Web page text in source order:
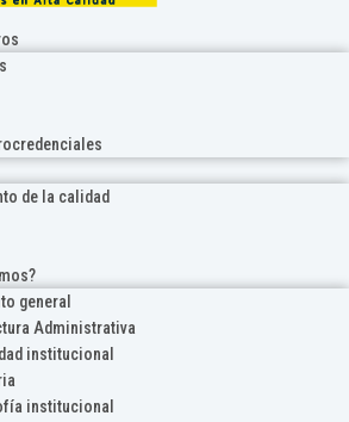
de la calidad
general
Administrativa
institucional
institucional